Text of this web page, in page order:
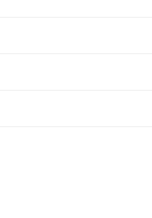
Emballage
Quantité par boîte